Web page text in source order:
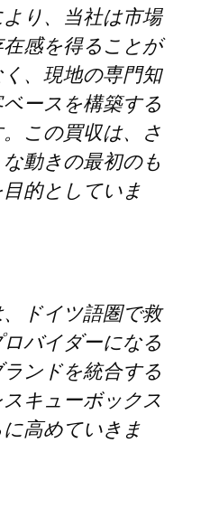
より、当社は市場
感を得ることが
、現地の専門知
ースを構築する
この買収は、さ
動きの最初のも
的としていま
ドイツ語圏で救
バイダーになる
ンドを統合する
キューボックス
高めていきま